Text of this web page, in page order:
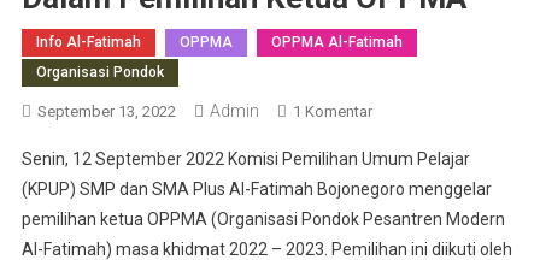
Info Al-Fatimah OPPMA
OPPMA Al-Fatimah
Organisasi Pondok
September 13, 2022 Admin 1 KomentarPada
Ponpes
Modern
Al
Fatimah
Senin, 12 September 2022 Komisi Pemilihan Umum Pelajar
(KPUP) SMP dan SMA Plus Al-Fatimah Bojonegoro menggelar
pemilihan ketua OPPMA (Organisasi Pondok Pesantren Modern
Al-Fatimah) masa khidmat 2022 – 2023. Pemilihan ini diikuti oleh